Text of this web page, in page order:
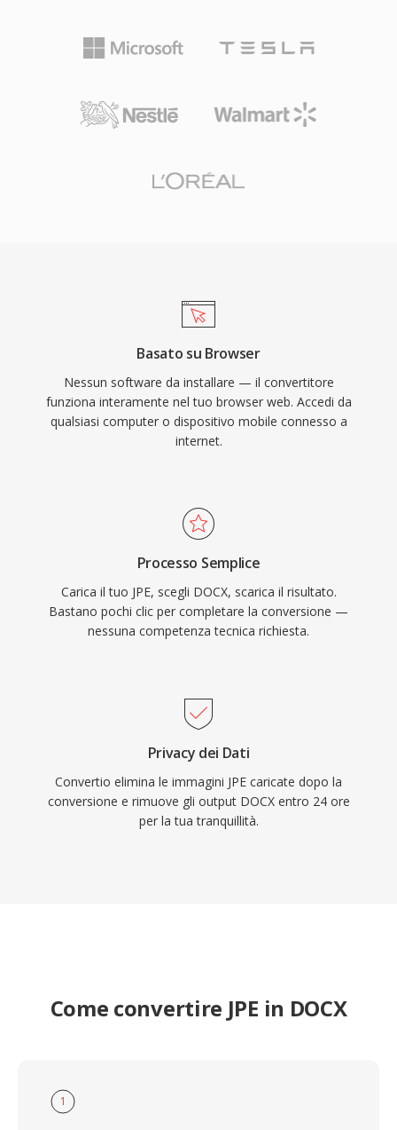
Basato su Browser
Nessun software da installare — il convertitore
funziona interamente nel tuo browser web. Accedi da
qualsiasi computer o dispositivo mobile connesso a
internet.
Processo Semplice
Carica il tuo JPE, scegli DOCX, scarica il risultato.
Bastano pochi clic per completare la conversione —
nessuna competenza tecnica richiesta.
Privacy dei Dati
Convertio elimina le immagini JPE caricate dopo la
conversione e rimuove gli output DOCX entro 24 ore
per la tua tranquillità.
Come convertire JPE in DOCX
1